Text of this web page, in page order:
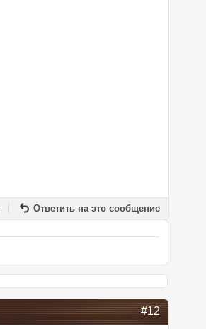
Ответить на это сообщение
#12